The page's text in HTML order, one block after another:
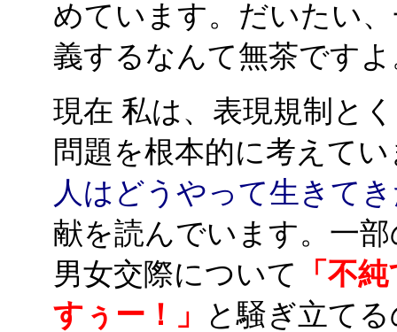
めています。だいたい
義するなんて無茶です
現在 私は、表現規制と
問題を根本的に考えて
人はどうやって生きて
献を読んでいます。一
男女交際について
「不
すぅー！」
と騒ぎ立て